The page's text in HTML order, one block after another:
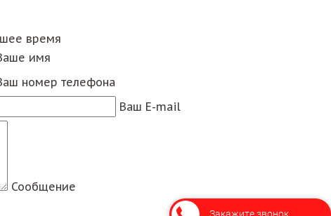
время
имя
номер телефона
Ваш E-mail
Сообщение